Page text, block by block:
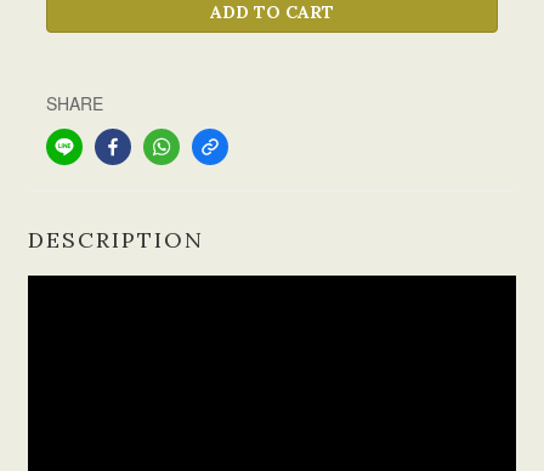
ADD TO CART
SHARE
DESCRIPTION